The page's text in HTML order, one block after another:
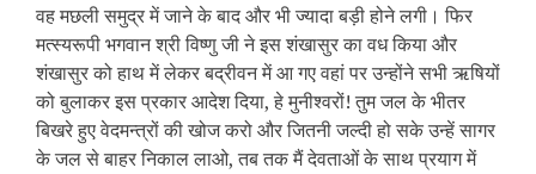
वह मछली समुद्र में जाने के बाद और भी ज्यादा बड़ी होने लगी। फिर
मत्स्यरूपी भगवान श्री विष्णु जी ने इस शंखासुर का वध किया और
शंखासुर को हाथ में लेकर बद्रीवन में आ गए वहां पर उन्होंने सभी ऋषियों
को बुलाकर इस प्रकार आदेश दिया, हे मुनीश्वरों! तुम जल के भीतर
बिखरे हुए वेदमन्त्रों की खोज करो और जितनी जल्दी हो सके उन्हें सागर
के जल से बाहर निकाल लाओ, तब तक मैं देवताओं के साथ प्रयाग में